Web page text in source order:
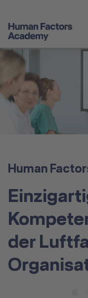
Persönliche
Service &
Human
der